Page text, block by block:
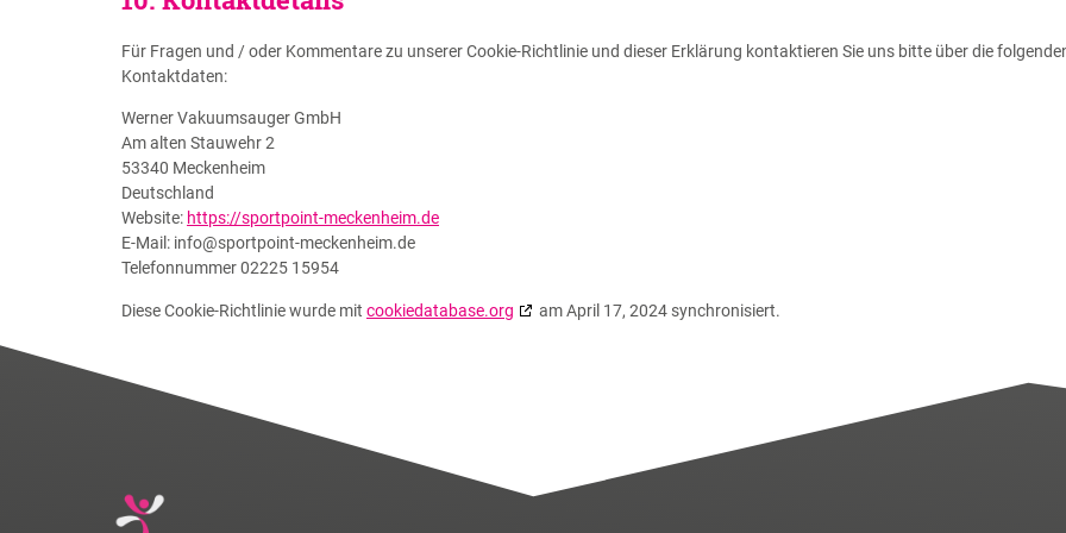
Für Fragen und / oder Kommentare zu unserer Cookie-Richtlinie und dieser Erklärung kontaktieren Sie uns bitte über die
Kontaktdaten:
Werner Vakuumsauger GmbH
Am alten Stauwehr 2
53340 Meckenheim
Deutschland
Website: https://sportpoint-meckenheim.de
E-Mail: info@sportpoint-meckenheim.de
Telefonnummer 02225 15954
Diese Cookie-Richtlinie wurde mit cookiedatabase.org am April 17, 2024 synchronisiert.